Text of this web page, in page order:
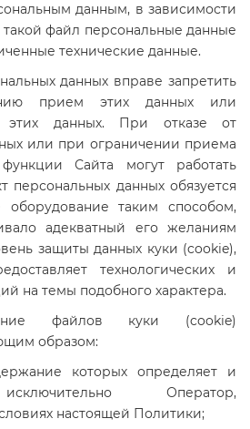
данным, в зависимости
файл персональные данные
технические данные.
данных вправе запретить
прием этих данных или
этих данных. При отказе от
или при ограничении приема
Сайта могут работать
персональных данных обязуется
оборудование таким способом,
адекватный его желаниям
защиты данных куки (cookie),
технологических и
на темы подобного характера.
файлов куки (cookie)
образом:
которых определяет и
Оператор,
настоящей Политики;